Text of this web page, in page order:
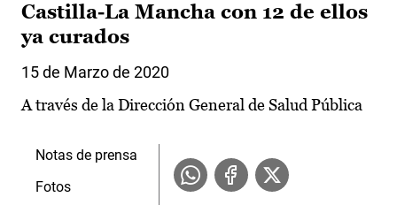
Castilla-La Mancha con 12 de ellos
ya curados
15 de Marzo de 2020
A través de la Dirección General de Salud Pública
Notas de prensa
Fotos